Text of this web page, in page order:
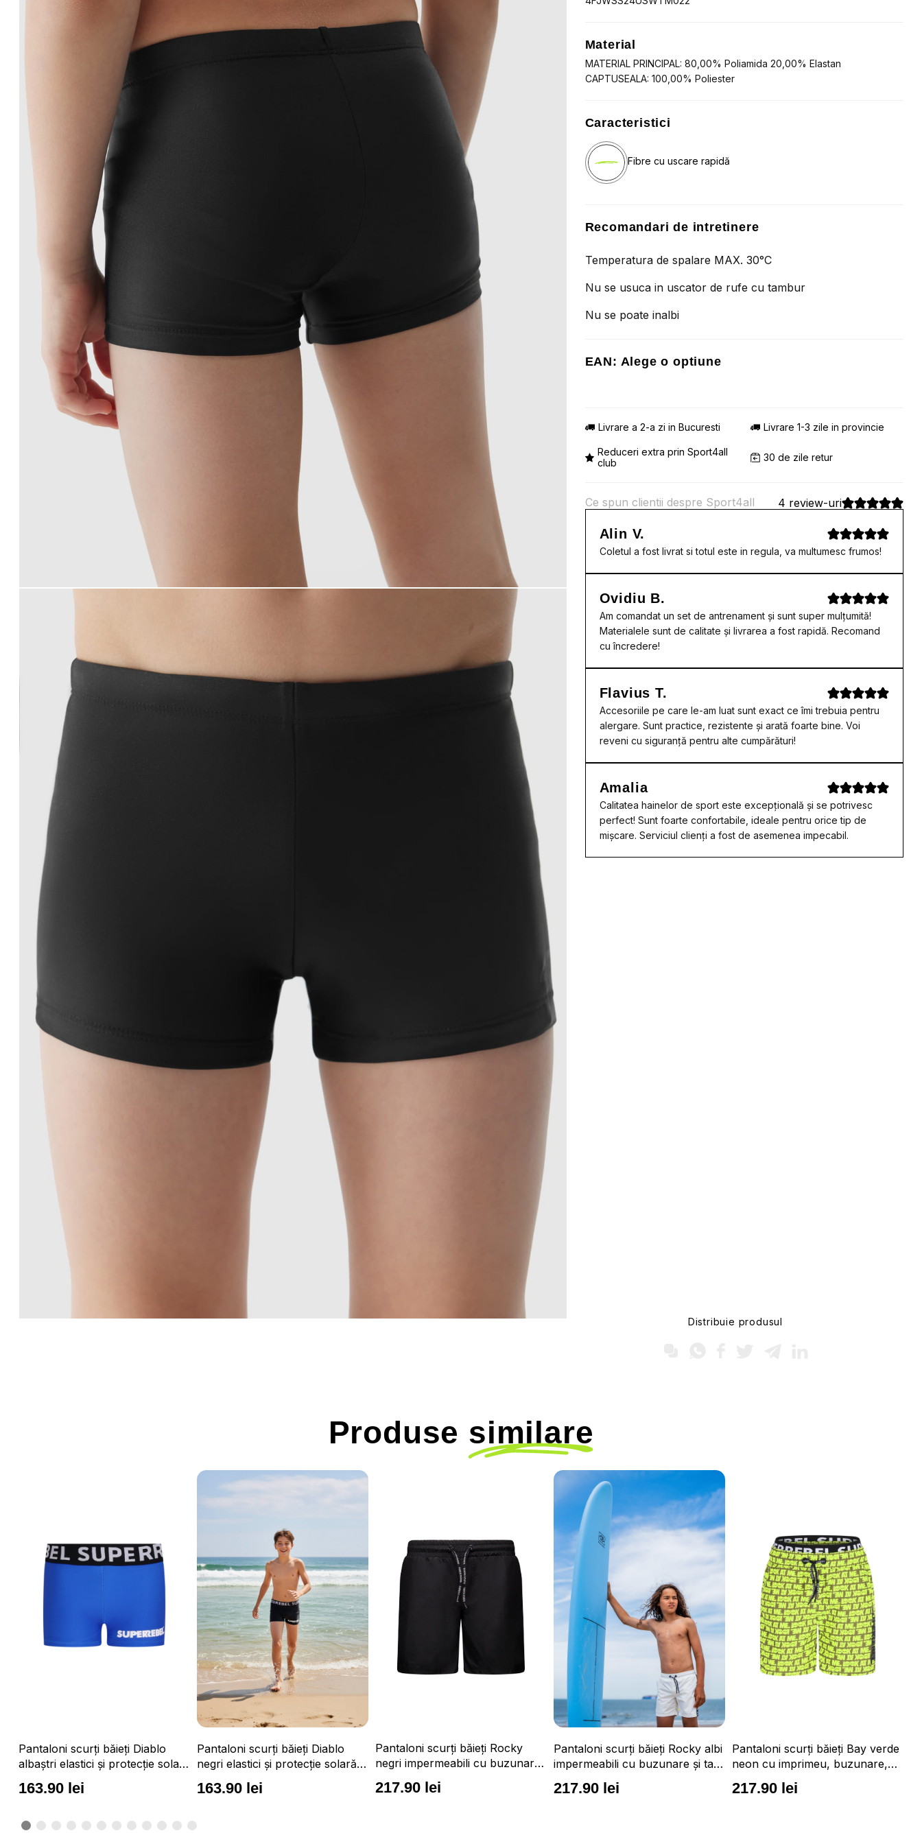
Material
MATERIAL PRINCIPAL: 80,00% Poliamida 20,00% Elastan
CAPTUSEALA: 100,00% Poliester
Caracteristici
Fibre cu uscare rapidă
Recomandari de intretinere
Temperatura de spalare MAX. 30°C
Nu se usuca in uscator de rufe cu tambur
Nu se poate inalbi
EAN: Alege o optiune
Livrare a 2-a zi in Bucuresti Livrare 1-3 zile in provincie
Reduceri extra prin Sport4all
club
30 de zile retur
Ce spun clientii despre Sport4all 4 review-uri
Alin V.
Coletul a fost livrat si totul este in regula, va multumesc frumos!
Ovidiu B.
Am comandat un set de antrenament și sunt super mulțumită!
Materialele sunt de calitate și livrarea a fost rapidă. Recomand
cu încredere!
Flavius T.
Accesoriile pe care le-am luat sunt exact ce îmi trebuia pentru
alergare. Sunt practice, rezistente și arată foarte bine. Voi
reveni cu siguranță pentru alte cumpărături!
Amalia
Calitatea hainelor de sport este excepțională și se potrivesc
perfect! Sunt foarte confortabile, ideale pentru orice tip de
mișcare. Serviciul clienți a fost de asemenea impecabil.
Distribuie produsul
Produse similare
Pantaloni scurți băieți Diablo
albaștri elastici și protecție solară
163.90 lei
Pantaloni scurți băieți Diablo
negri elastici și protecție solară
163.90 lei
Pantaloni scurți băieți Rocky
negri impermeabili cu buzunare
și talie ajustabilă
217.90 lei
Pantaloni scurți băieți Rocky albi
impermeabili cu buzunare și talie
217.90 lei
Pantaloni scurți băieți Bay verde
neon cu imprimeu, buzunare,
impermeabili și talie ajustabilă
217.90 lei